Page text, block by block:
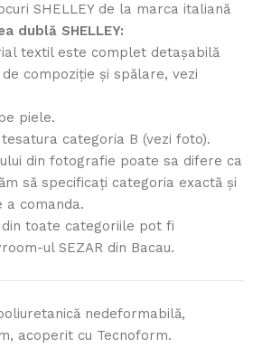
SHELLEY de la marca italiană
dublă SHELLEY:
textil este complet detașabilă
compoziție și spălare, vezi
piele.
categoria B (vezi foto).
din fotografie poate sa difere ca
să specificați categoria exactă și
a comanda.
toate categoriile pot fi
ul SEZAR din Bacau.
nedeformabilă,
acoperit cu Tecnoform.